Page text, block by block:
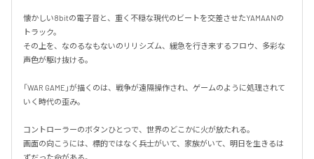
懐かしい8bitの電子音と、重く不穏な現代のビートを交差させたYAMAANの
トラック。
その上を、なのるなもないのリリシズム、緩急を行き来するフロウ、多彩な
声色が駆け抜ける。
「WAR GAME」が描くのは、戦争が遠隔操作され、ゲームのように処理されて
いく時代の歪み。
コントローラーのボタンひとつで、世界のどこかに火が放たれる。
画面の向こうには、標的ではなく兵士がいて、家族がいて、明日を生きるは
ずだった命がある。